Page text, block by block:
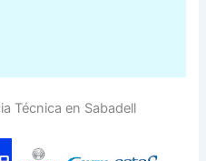
Técnica en Sabadell